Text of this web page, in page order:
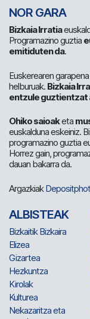
NOR GARA
Bizkaia Irratia
Programazino guztia
emitiduten da.
Euskerearen
helburuak. Bizkaia
entzule guztientzat
Ohiko saioaketa
euskalduna eskeiniz.
programazino guztia
Horrez gain,
dauan bakarra da.
Argazkiak
ALBISTEAK
Bizkaitik Bizkaira
Elizea
Gizartea
Hezkuntza
Kirolak
Kulturea
Nekazaritza eta